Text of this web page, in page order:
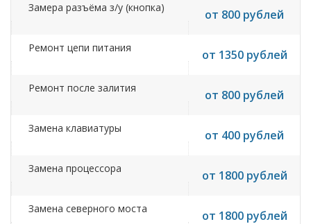
Замера разъёма з/у (кнопка) от 800 рублей
Ремонт цепи питания от 1350 рублей
Ремонт после залития от 800 рублей
Замена клавиатуры от 400 рублей
Замена процессора от 1800 рублей
Замена северного моста от 1800 рублей